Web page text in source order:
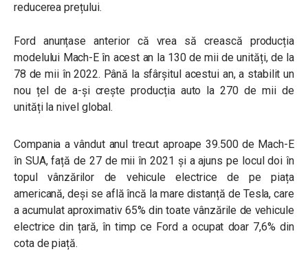
reducerea prețului.
Ford anunțase anterior că vrea să crească producția
modelului Mach-E în acest an la 130 de mii de unități, de la
78 de mii în 2022. Până la sfârșitul acestui an, a stabilit un
nou țel de a-și crește producția auto la 270 de mii de
unități la nivel global.
Compania a vândut anul trecut aproape 39.500 de Mach-E
în SUA, față de 27 de mii în 2021 și a ajuns pe locul doi în
topul vânzărilor de vehicule electrice de pe piața
americană, deși se află încă la mare distanță de Tesla, care
a acumulat aproximativ 65% din toate vânzările de vehicule
electrice din țară, în timp ce Ford a ocupat doar 7,6% din
cota de piață.